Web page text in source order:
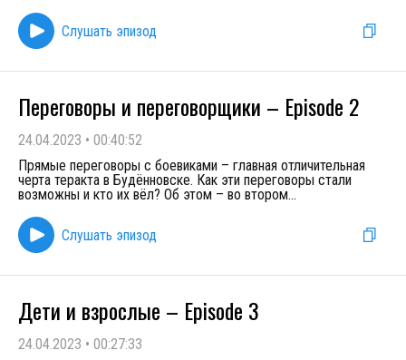
Слушать эпизод
Переговоры и переговорщики – Episode 2
24.04.2023 • 00:40:52
Прямые переговоры с боевиками – главная отличительная
черта теракта в Будённовске. Как эти переговоры стали
возможны и кто их вёл? Об этом – во втором...
Слушать эпизод
Дети и взрослые – Episode 3
24.04.2023 • 00:27:33